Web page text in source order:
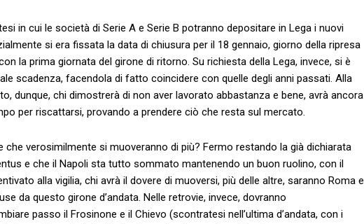
in cui le società di Serie A e Serie B potranno depositare in Lega i nuovi
si era fissata la data di chiusura per il 18 gennaio, giorno della ripresa
la prima giornata del girone di ritorno. Su richiesta della Lega, invece, si è
scadenza, facendola di fatto coincidere con quelle degli anni passati. Alla
dunque, chi dimostrerà di non aver lavorato abbastanza e bene, avrà ancora
per riscattarsi, provando a prendere ciò che resta sul mercato.
che verosimilmente si muoveranno di più? Fermo restando la già dichiarata
e che il Napoli sta tutto sommato mantenendo un buon ruolino, con il
alla vigilia, chi avrà il dovere di muoversi, più delle altre, saranno Roma e
da questo girone d’andata. Nelle retrovie, invece, dovranno
passo il Frosinone e il Chievo (scontratesi nell’ultima d’andata, con i